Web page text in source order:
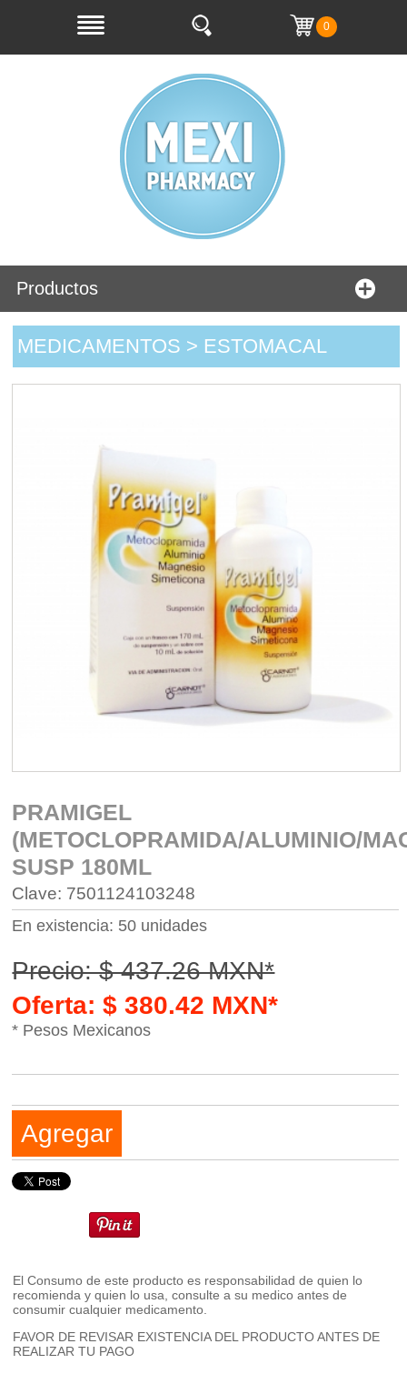
0
Productos
MEDICAMENTOS > ESTOMACAL
PRAMIGEL
(METOCLOPRAMIDA/ALUMINIO/
SUSP 180ML
Clave: 7501124103248
En existencia: 50 unidades
Precio: $ 437.26 MXN*
Oferta: $ 380.42 MXN*
* Pesos Mexicanos
Agregar
El Consumo de este producto es responsabilidad de quien lo
recomienda y quien lo usa, consulte a su medico antes de
consumir cualquier medicamento.
FAVOR DE REVISAR EXISTENCIA DEL PRODUCTO ANTES DE
REALIZAR TU PAGO